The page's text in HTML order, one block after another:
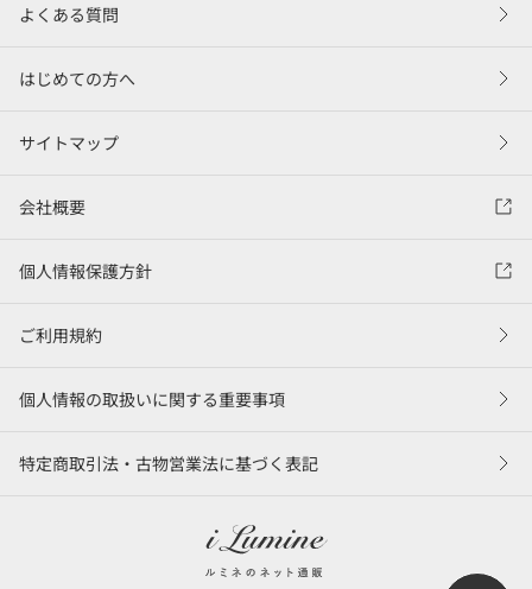
よくある質問
はじめての方へ
サイトマップ
会社概要
個人情報保護方針
ご利用規約
個人情報の取扱いに関する重要事項
特定商取引法・古物営業法に基づく表記